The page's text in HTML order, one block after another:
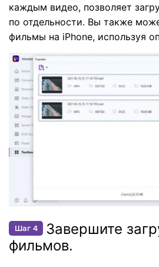
каждым видео, позволяет
по отдельности. Вы также
фильмы на iPhone, используя
Шаг 4
Завершите
фильмов.